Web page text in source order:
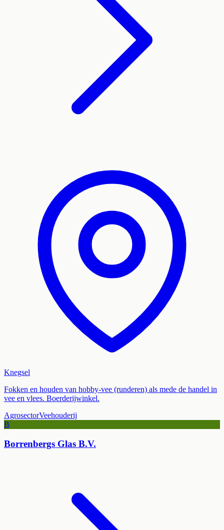
Knegsel
Fokken en houden van hobby-vee (runderen) als mede de handel in
vee en vlees. Boerderijwinkel.
AgrosectorVeehouderij
B
Borrenbergs Glas B.V.